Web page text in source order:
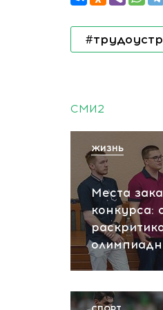
СМИ2
Места
конкурса:
ЖИЗНЬ